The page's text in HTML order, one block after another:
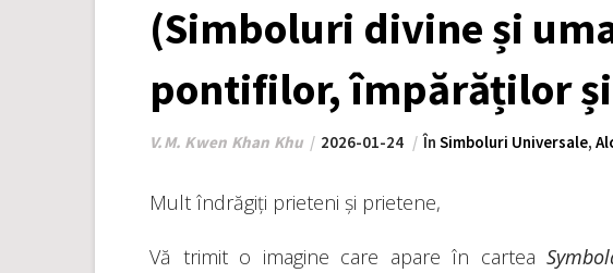
(Simboluri divine și
pontifilor, împărăților
V.M. Kwen Khan Khu 2026-01-24 În Simboluri Universale,
Mult îndrăgiți prieteni și prietene,
Vă trimit o imagine care apare în cartea